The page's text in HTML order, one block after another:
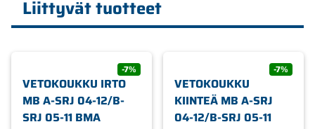
Liittyvät tuotteet
-7%
VETOKOUKKU IRTO
MB A-SRJ 04-12/B-
SRJ 05-11 BMA
-7%
VETOKOUKKU
KIINTEÄ MB A-SRJ
04-12/B-SRJ 05-11